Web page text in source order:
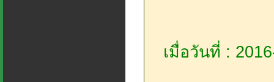
เมื่อวันที่ :